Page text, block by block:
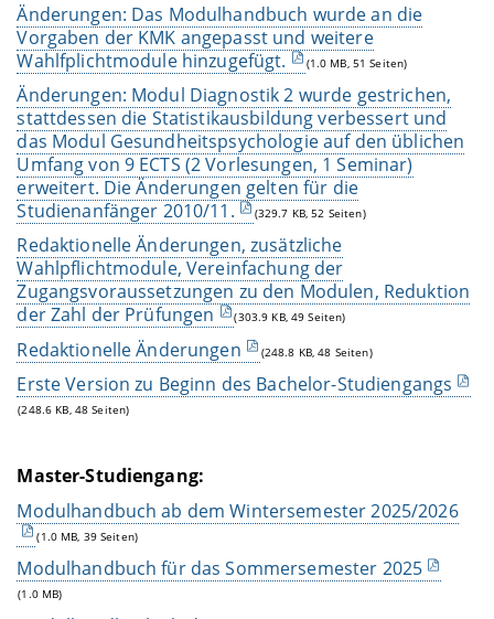
Änderungen: Das Modulhandbuch wurde an die
Vorgaben der KMK angepasst und weitere
Wahlfplichtmodule hinzugefügt.
(1.0 MB, 51 Seiten)
Änderungen: Modul Diagnostik 2 wurde gestrichen,
stattdessen die Statistikausbildung verbessert und
das Modul Gesundheitspsychologie auf den üblichen
Umfang von 9 ECTS (2 Vorlesungen, 1 Seminar)
erweitert. Die Änderungen gelten für die
Studienanfänger 2010/11.
(329.7 KB, 52 Seiten)
Redaktionelle Änderungen, zusätzliche
Wahlpflichtmodule, Vereinfachung der
Zugangsvoraussetzungen zu den Modulen, Reduktion
der Zahl der Prüfungen
(303.9 KB, 49 Seiten)
Redaktionelle Änderungen (248.8 KB, 48 Seiten)
Erste Version zu Beginn des Bachelor-Studiengangs
(248.6 KB, 48 Seiten)
Master-Studiengang:
Modulhandbuch ab dem Wintersemester 2025/2026
(1.0 MB, 39 Seiten)
Modulhandbuch für das Sommersemester 2025
(1.0 MB)